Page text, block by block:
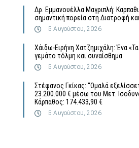
Δρ. Εμμανουέλλα Μαγριπλή:
σημαντική πορεία στη Διατροφή
5 Αυγούστου, 2026
Χάιδω-Ειρήνη Χατζημιχάλη: Ένα
γεμάτο τόλμη και συναίσθημα
5 Αυγούστου, 2026
Στέφανος Γκίκας: “Ομαλά
23.200.000 € μέσω του Μετ.
Κάρπαθος: 174.433,90 €
5 Αυγούστου, 2026